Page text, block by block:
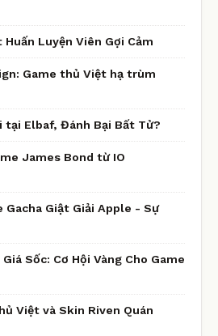
Luyện Viên Gợi Cảm
Game thủ Việt hạ trùm
tại Elbaf, Đánh Bại Bất Tử?
James Bond từ IO
Giật Giải Apple - Sự
Sốc: Cơ Hội Vàng Cho Game
Việt và Skin Riven Quán